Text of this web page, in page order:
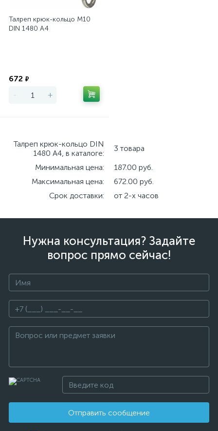
Талреп крюк-кольцо М10
DIN 1480 А4
672 ₽
- +
Талреп крюк-кольцо DIN
1480 А4, в каталоге:
3 товара
Минимальная цена:
187.00 руб.
Максимальная цена:
672.00 руб.
Срок доставки:
от 2-х часов
Нужна консультация? Задайте
вопрос прямо сейчас!
Отправить сообщение